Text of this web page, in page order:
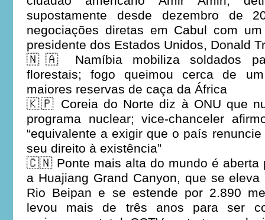
supostamente desde dezembro de
negociações diretas em Cabul com
presidente dos Estados Unidos, Donald
🇳🇦 Namíbia mobiliza soldados
florestais; fogo queimou cerca de
maiores reservas de caça da África
🇰🇵 Coreia do Norte diz à ONU que
programa nuclear; vice-chanceler
“equivalente a exigir que o país
seu direito à existência”
🇨🇳 Ponte mais alta do mundo é aberta
a Huajiang Grand Canyon, que se
Rio Beipan e se estende por 2.890
levou mais de três anos para ser